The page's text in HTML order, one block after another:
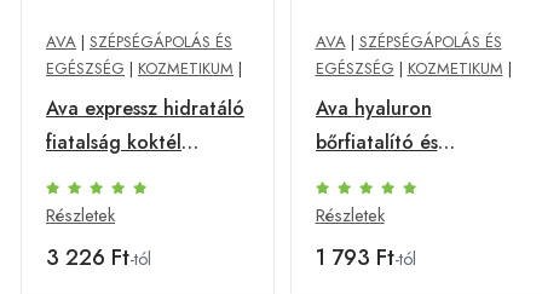
AVA | SZÉPSÉGÁPOLÁS ÉS
EGÉSZSÉG | KOZMETIKUM |
Ava expressz hidratáló
fiatalság koktél
ampulla hialuronsav
kivonattal 30 ml
Részletek
3 226 Ft-tól
AVA| SZÉPSÉGÁPOLÁS ÉS
EGÉSZSÉG | KOZMETIKUM |
Ava hyaluron
bőrfiatalító és
hidratáló arckrém 50
ml
Részletek
1 793 Ft-tól